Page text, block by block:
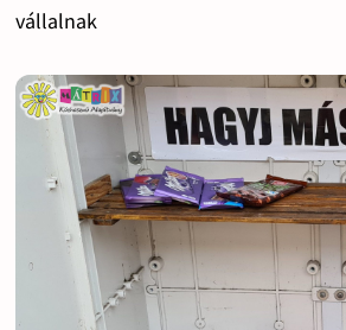
vállalnak